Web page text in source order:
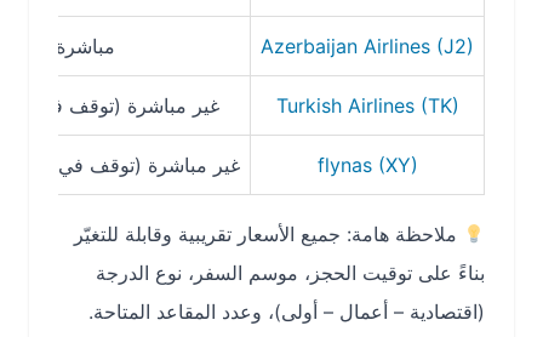
Azerbaijan Airlines (J2) مباشرة
Turkish Airlines (TK) غير مباشرة (توقف في إسطنبول)
flynas (XY) غير مباشرة (توقف فيالرياض
ملاحظة هامة: جميع الأسعار تقريبية وقابلة للتغيّر
بناءً على توقيت الحجز، موسم السفر، نوع الدرجة
(اقتصادية – أعمال – أولى)، وعدد المقاعد المتاحة.